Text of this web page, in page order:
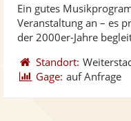
Ein gutes
Veranstaltung an – es
der 2000er-Jahre
Standort:
Gage: auf Anfrage